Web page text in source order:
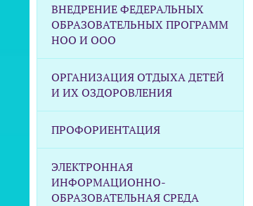
ВНЕДРЕНИЕ ФЕДЕРАЛЬНЫХ
ОБРАЗОВАТЕЛЬНЫХ ПРОГРАММ
НОО И ООО
ОРГАНИЗАЦИЯ ОТДЫХА ДЕТЕЙ
И ИХ ОЗДОРОВЛЕНИЯ
ПРОФОРИЕНТАЦИЯ
ЭЛЕКТРОННАЯ
ИНФОРМАЦИОННО-
ОБРАЗОВАТЕЛЬНАЯ СРЕДА